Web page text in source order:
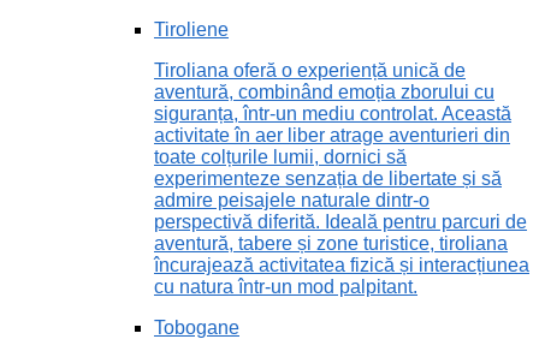
Tiroliene
Tiroliana oferă o experiență unică de
aventură, combinând emoția zborului cu
siguranța, într-un mediu controlat. Această
activitate în aer liber atrage aventurieri din
toate colțurile lumii, dornici să
experimenteze senzația de libertate și să
admire peisajele naturale dintr-o
perspectivă diferită. Ideală pentru parcuri de
aventură, tabere și zone turistice, tiroliana
încurajează activitatea fizică și interacțiunea
cu natura într-un mod palpitant.
Tobogane